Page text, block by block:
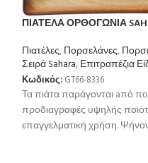
ΠΙΑΤΕΛΑ ΟΡΘΟΓΩΝΙΑ
Πιατέλες,Πορσελάνες,
Σειρά Sahara,Επιτραπέζια
Κωδικός: GT66-8336
Τα πιάτα παράγονται aπό
προδιαγραφές υψηλής
επαγγελματική χρήση.